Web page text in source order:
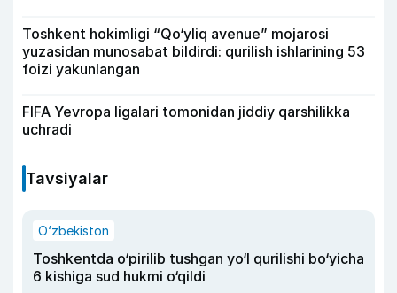
Toshkent hokimligi “Qo‘yliq avenue” mojarosi
yuzasidan munosabat bildirdi: qurilish ishlarining 53
foizi yakunlangan
FIFA Yevropa ligalari tomonidan jiddiy qarshilikka
uchradi
Tavsiyalar
O‘zbekiston
Toshkentda o‘pirilib tushgan yo‘l qurilishi bo‘yicha
6 kishiga sud hukmi o‘qildi